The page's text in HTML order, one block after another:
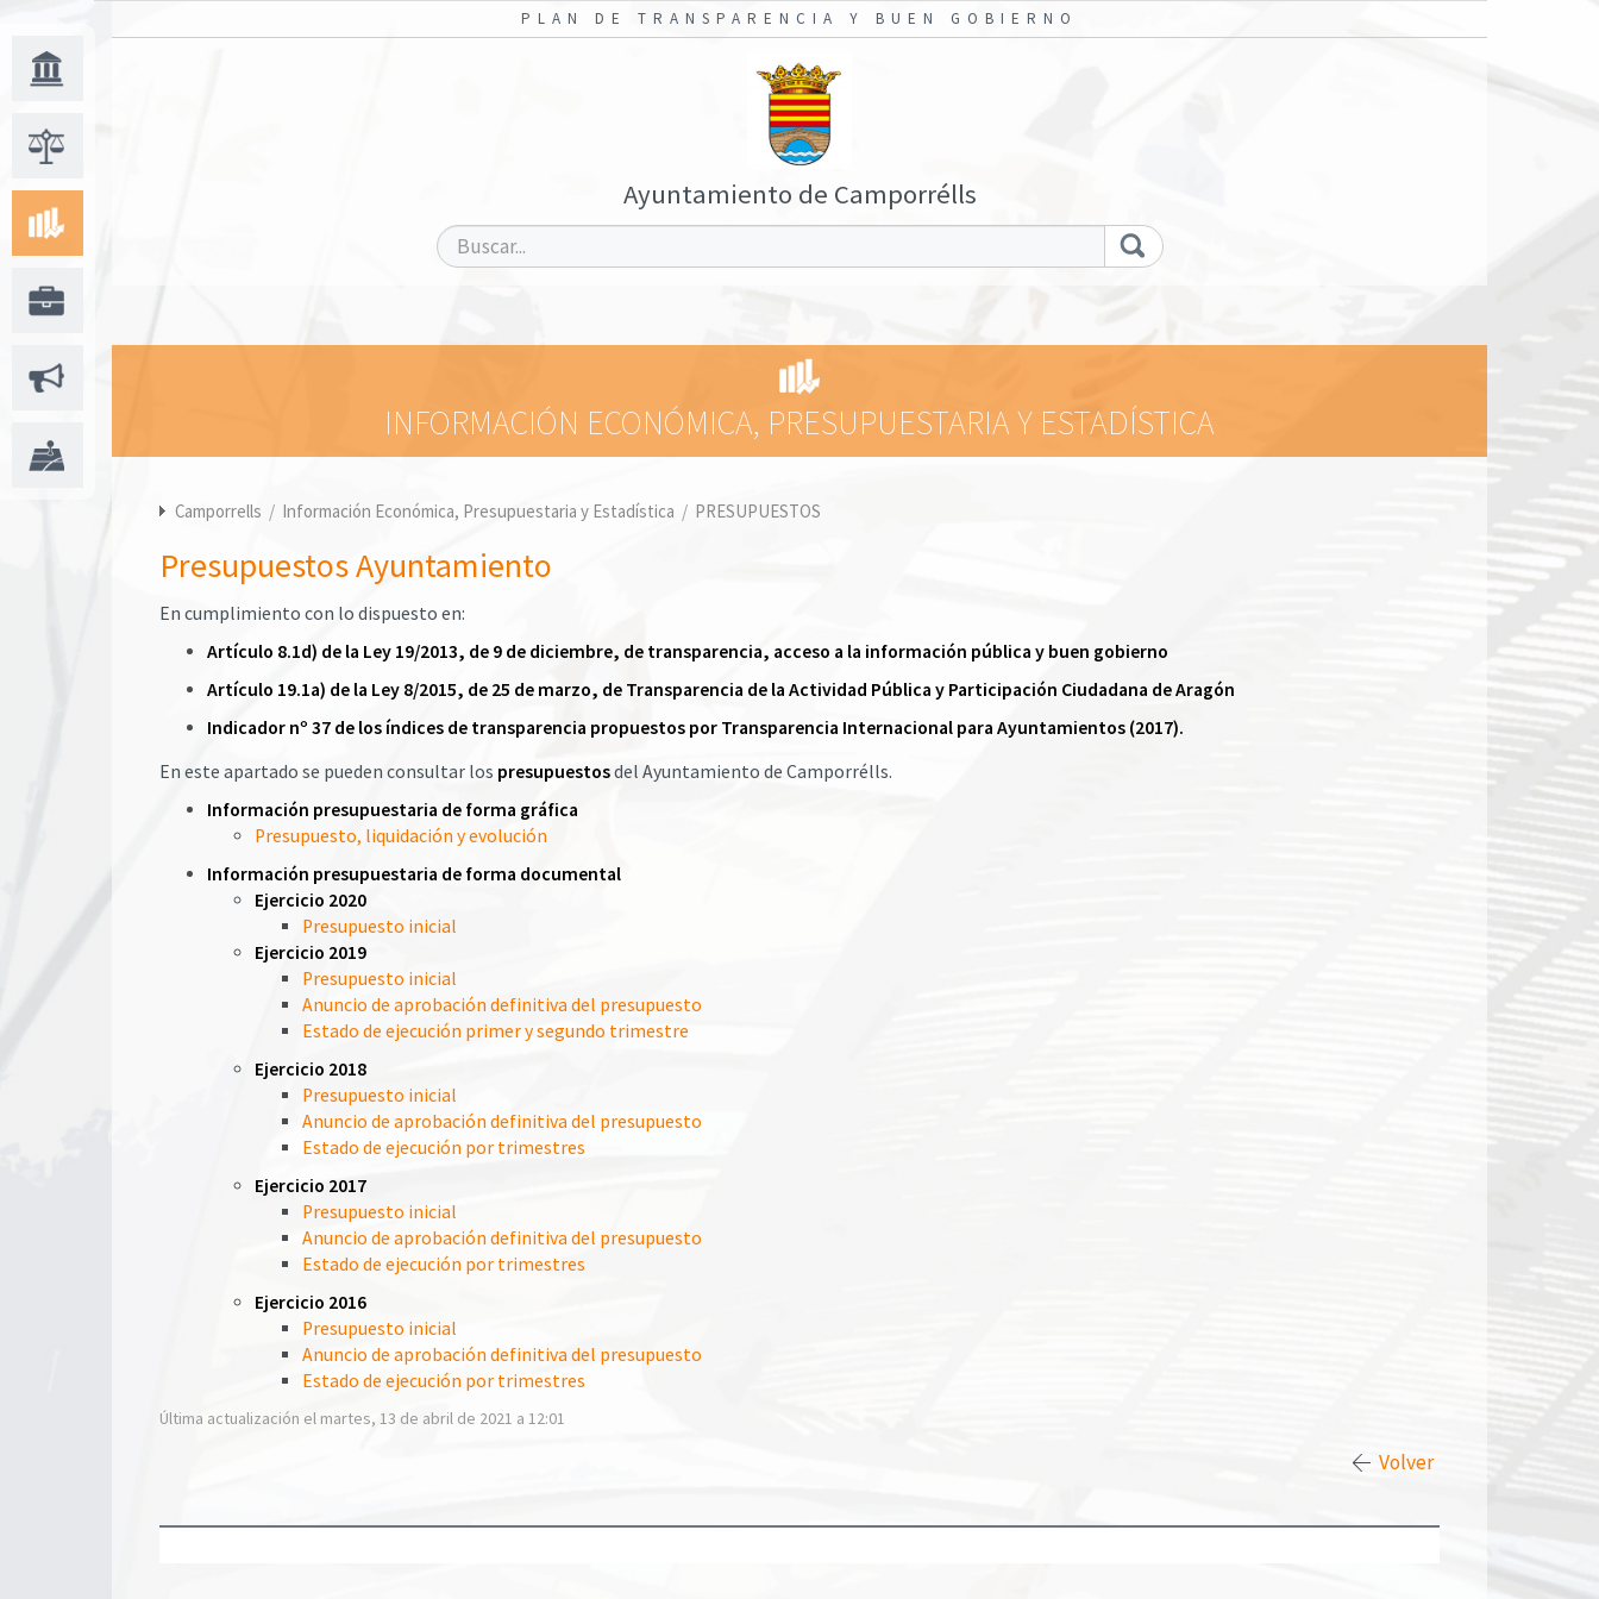
PLAN DE TRANSPARENCIA Y BUEN GOBIERNO
Ayuntamiento de Camporrélls
INFORMACIÓN ECONÓMICA, PRESUPUESTARIA Y ESTADÍSTICA
Camporrells / Información Económica, Presupuestaria y Estadística / PRESUPUESTOS
Presupuestos Ayuntamiento
En cumplimiento con lo dispuesto en:
Artículo 8.1d) de la Ley 19/2013, de 9 de diciembre, de transparencia, acceso a la información pública y buen gobierno
Artículo 19.1a) de la Ley 8/2015, de 25 de marzo, de Transparencia de la Actividad Pública y Participación Ciudadana de Aragón​
Indicador nº 37 de los índices de transparencia propuestos por Transparencia Internacional para Ayuntamientos (2017).
En este apartado se pueden consultar los presupuestosdel Ayuntamiento de Camporrélls.
Información presupuestaria de forma gráfica
Presupuesto, liquidación y evolución
Información presupuestaria de forma documental
Ejercicio 2020
Presupuesto inicial
Ejercicio 2019
Presupuesto inicial
Anuncio de aprobación definitiva del presupuesto
Estado de ejecución primer y segundo trimestre
Ejercicio 2018
Presupuesto inicial
Anuncio de aprobación definitiva del presupuesto
Estado de ejecución por trimestres
Ejercicio 2017
Presupuesto inicial
Anuncio de aprobación definitiva del presupuesto
Estado de ejecución por trimestres
Ejercicio 2016
Presupuesto inicial
Anuncio de aprobación definitiva del presupuesto
Estado de ejecución por trimestres
Última actualización el martes, 13 de abril de 2021 a 12:01
Volver